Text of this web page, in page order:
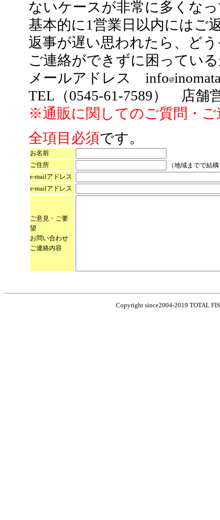
ないケースが非常に多くな
基本的に1営業日以内にはご
返事が遅い思われたら、ど
ご連絡ができずに困ってい
メールアドレス info
TEL（0545-61-7589） 店舗
※通販に関してのご質問・
全項目必須です。
お名前
ご住所
（地域までで結
e-mailアドレス
e-mailアドレス
ご意見・ご要
望
お問い合わせ
ご連絡内容
Copyright since2004-2019 TOTAL